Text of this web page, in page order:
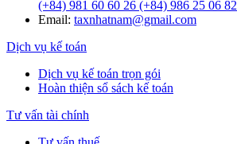
(+84) 981 60 60 26 (+84) 986 25 06 82
Email: taxnhatnam@gmail.com
Dịch vụ kế toán
Dịch vụ kế toán trọn gói
Hoàn thiện sổ sách kế toán
Tư vấn tài chính